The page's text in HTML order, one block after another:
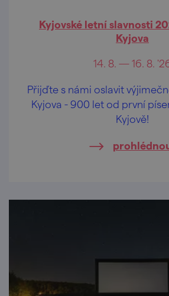
Kyjovské letní slavnosti
Kyjova
14. 8. — 16. 8.
Přijďte s námi oslavit
Kyjova - 900 let od první
Kyjově!